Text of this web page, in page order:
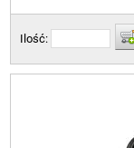
Ilość: